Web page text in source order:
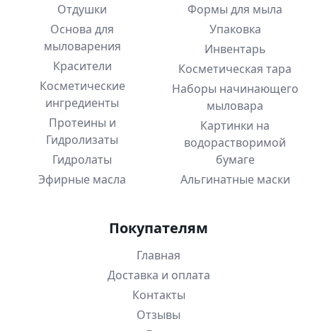
Отдушки
Основа для
мыловарения
Красители
Косметические
ингредиенты
Протеины и
Гидролизаты
Гидролаты
Эфирные масла
Формы для мыла
Упаковка
Инвентарь
Косметическая тара
Наборы начинающего
мыловара
Картинки на
водорастворимой
бумаге
Альгинатные маски
Покупателям
Главная
Доставка и оплата
Контакты
Отзывы